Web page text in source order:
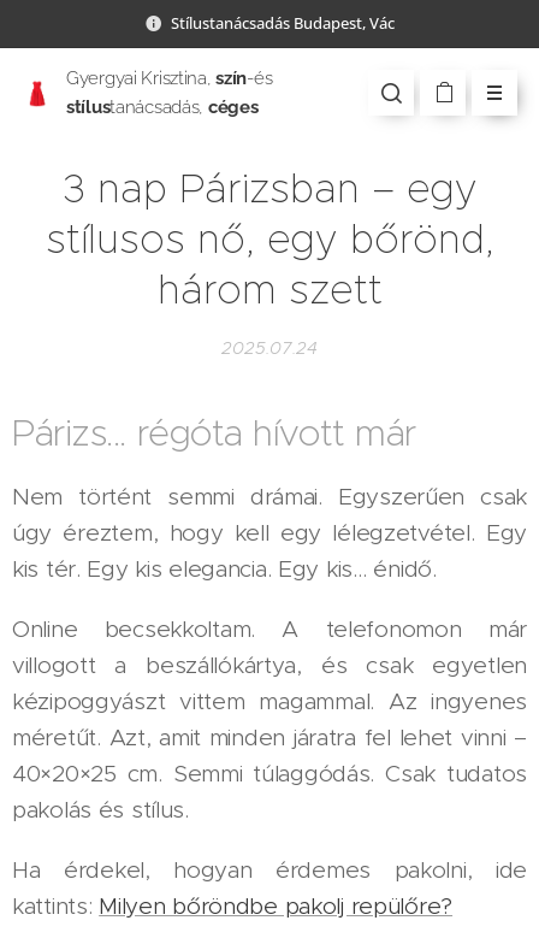
Stílustanácsadás Budapest, Vác
Gyergyai Krisztina, szín-és
stílustanácsadás, céges
3 nap Párizsban – egy
stílusos nő, egy bőrönd,
három szett
2025.07.24
Párizs... régóta hívott már
Nem történt semmi drámai. Egyszerűen csak
úgy éreztem, hogy kell egy lélegzetvétel. Egy
kis tér. Egy kis elegancia. Egy kis… énidő.
Online becsekkoltam. A telefonomon már
villogott a beszállókártya, és csak egyetlen
kézipoggyászt vittem magammal. Az ingyenes
méretűt. Azt, amit minden járatra fel lehet vinni –
40×20×25 cm. Semmi túlaggódás. Csak tudatos
pakolás és stílus.
Ha érdekel, hogyan érdemes pakolni, ide
kattints: Milyen bőröndbe pakolj repülőre?